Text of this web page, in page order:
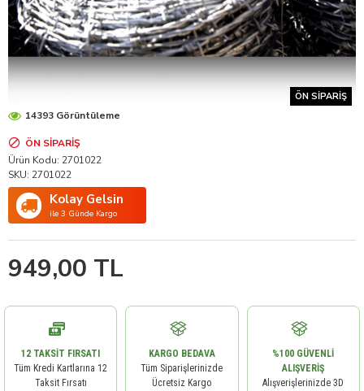
ÖN SIPARIŞ
949,00 TL
ÖN SIPARIŞ
Ürün Kodu: 2701022
SKU: 2701022
Kolay Gelsin
ile 3 Günde Kargo
14393 Görüntüleme
12 TAKSIT FIRSATI
Tüm Kredi Kartlarına 12
Taksit Fırsatı
KARGO BEDAVA
Tüm Siparişlerinizde
Ücretsiz Kargo
%100 GÜVENLI
ALIŞVERIŞ
Alışverişlerinizde 3D